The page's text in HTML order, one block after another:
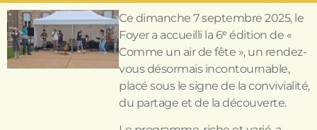
Ce dimanche 7 septembre 2025, le
Foyer a accueilli la 6ᵉ édition de «
Comme un air de fête », un rendez-
vous désormais incontournable,
placé sous le signe de la convivialité,
du partage et de la découverte.